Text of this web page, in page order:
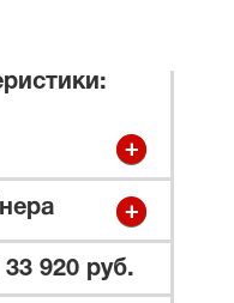
33 920 руб.